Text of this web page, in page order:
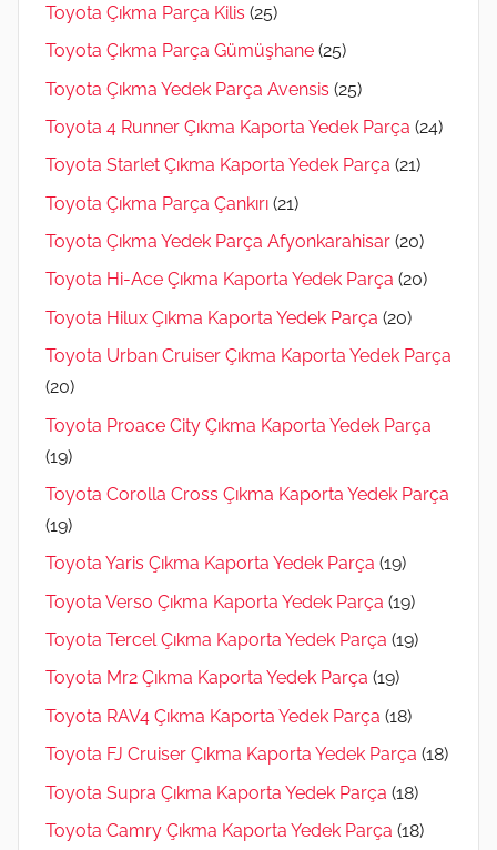
Toyota Çıkma Parça Kilis (25)
Toyota Çıkma Parça Gümüşhane (25)
Toyota Çıkma Yedek Parça Avensis (25)
Toyota 4 Runner Çıkma Kaporta Yedek Parça (24)
Toyota Starlet Çıkma Kaporta Yedek Parça (21)
Toyota Çıkma Parça Çankırı (21)
Toyota Çıkma Yedek Parça Afyonkarahisar (20)
Toyota Hi-Ace Çıkma Kaporta Yedek Parça (20)
Toyota Hilux Çıkma Kaporta Yedek Parça (20)
Toyota Urban Cruiser Çıkma Kaporta Yedek Parça
(20)
Toyota Proace City Çıkma Kaporta Yedek Parça
(19)
Toyota Corolla Cross Çıkma Kaporta Yedek Parça
(19)
Toyota Yaris Çıkma Kaporta Yedek Parça (19)
Toyota Verso Çıkma Kaporta Yedek Parça (19)
Toyota Tercel Çıkma Kaporta Yedek Parça (19)
Toyota Mr2 Çıkma Kaporta Yedek Parça (19)
Toyota RAV4 Çıkma Kaporta Yedek Parça (18)
Toyota FJ Cruiser Çıkma Kaporta Yedek Parça (18)
Toyota Supra Çıkma Kaporta Yedek Parça (18)
Toyota Camry Çıkma Kaporta Yedek Parça (18)